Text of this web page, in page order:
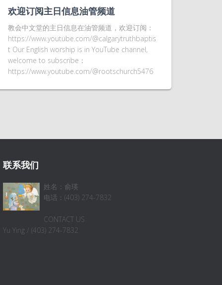
欢迎订阅主日信息油管频道
教会中文堂的主日信息在油管频道，欢迎订阅：
https://www.youtube.com/@calgarytruthbaptis
t Our English worship is in YouTube channel,
welcome to subscribe：
https://www.youtube.com/@rootschurch5476
联系我们
姓名：俞瑛
电话：(403) 274-7832
CONTACT US
Yu Ying / (403) 274-7832